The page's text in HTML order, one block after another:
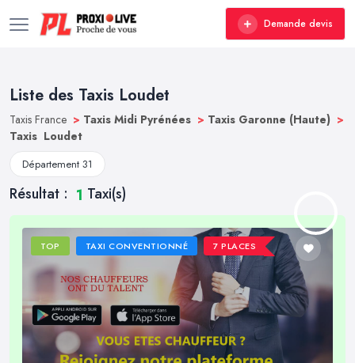
Demande devis
Liste des Taxis Loudet
Taxis France > Taxis Midi Pyrénées > Taxis Garonne (Haute) >
Taxis Loudet
Département 31
Résultat : 1 Taxi(s)
TOP TAXI CONVENTIONNÉ 7 PLACES